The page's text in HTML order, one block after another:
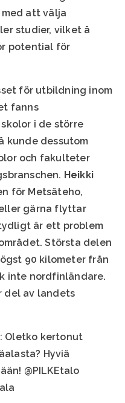
att välja
studier, vilket å
potential för
för utbildning inom
fanns
i de större
kunde dessutom
och fakulteter
Heikki
för Metsäteho,
gärna flyttar
är ett problem
Största delen
90 kilometer från
inte nordfinländare.
del av landets
Oletko kertonut
Hyviä
@PILKEtalo